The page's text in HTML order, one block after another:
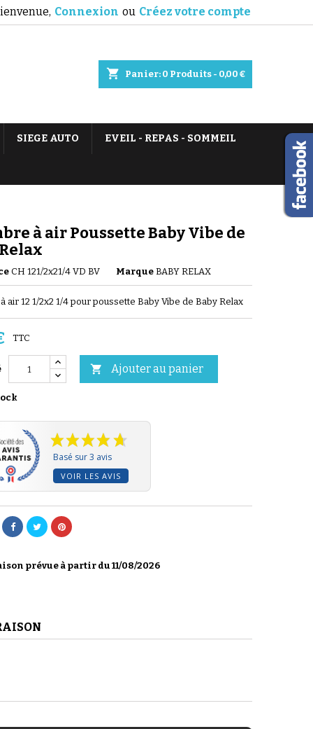
Connexion ou Créez votre compte
shopping_cart Panier: 0 Produits - 0,00 €
SIEGE AUTO EVEIL - REPAS - SOMMEIL
à air Poussette Baby Vibe de
CH 121/2x21/4 VD BV Marque BABY RELAX
air 12 1/2x2 1/4 pour poussette Baby Vibe de Baby Relax
TTC
 Ajouter au panier
Basé sur 3 avis
VOIR LES AVIS
prévue à partir du 11/08/2026